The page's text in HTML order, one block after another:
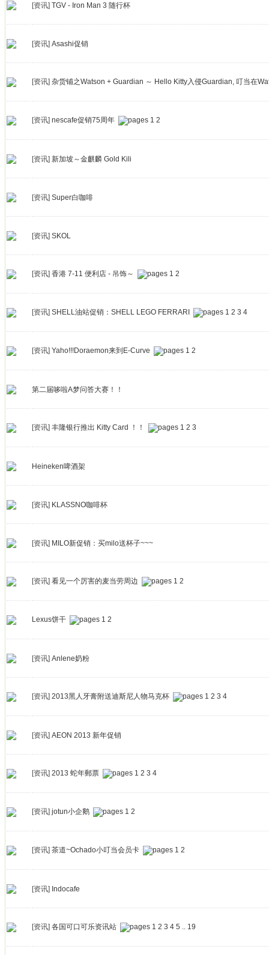
[资讯] TGV - Iron Man 3 随行杯
[资讯] Asashi促销
[资讯] 杂货铺之Watson + Guardian ～ Hello Kitty入侵Guardian, 叮当在
[资讯] nescafe促销75周年 1 2
[资讯] 新加坡～金麒麟 Gold Kili
[资讯] Super白咖啡
[资讯] SKOL
[资讯] 香港 7-11 便利店 - 吊饰～ 1 2
[资讯] SHELL油站促销：SHELL LEGO FERRARI 1 2 3 4
[资讯] Yaho!!!Doraemon来到E-Curve 1 2
第二届哆啦A梦问答大赛！！
[资讯] 丰隆银行推出 Kitty Card ！！ 1 2 3
Heineken啤酒架
[资讯] KLASSNO咖啡杯
[资讯] MILO新促销：买milo送杯子~~~
[资讯] 看见一个厉害的麦当劳周边 1 2
Lexus饼干 1 2
[资讯] Anlene奶粉
[资讯] 2013黑人牙膏附送迪斯尼人物马克杯 1 2 3 4
[资讯] AEON 2013 新年促销
[资讯] 2013 蛇年郵票 1 2 3 4
[资讯] jotun小企鹅 1 2
[资讯] 茶道~Ochado小叮当会员卡 1 2
[资讯] Indocafe
[资讯] 各国可口可乐资讯站 1 2 3 4 5 .. 19